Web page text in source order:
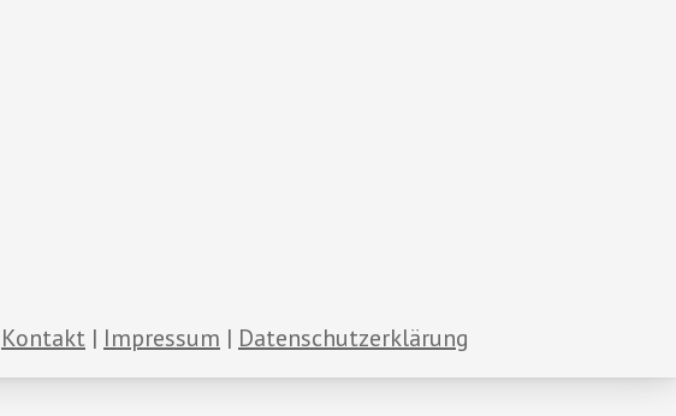
Kontakt Impressum Datenschutzerklärung